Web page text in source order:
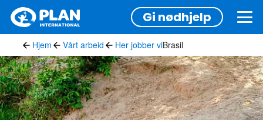
Hopp
hovedinnhold
Gi nødhjelp
Hjem Vårt arbeid Her jobber viBrasil